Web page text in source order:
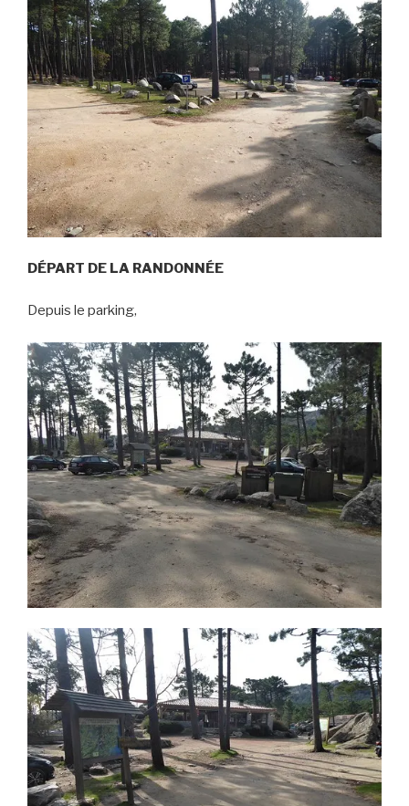
DÉPART DE LA RANDONNÉE
Depuis le parking,